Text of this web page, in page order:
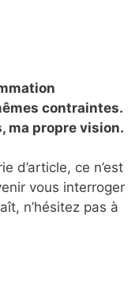
contraintes.
ma propre vision.
d’article, ce n’est
vous interroger
n’hésitez pas à